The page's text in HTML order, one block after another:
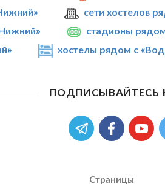
сети хостелов
стадионы
хостелы рядом с
ПОДПИСЫВАЙТЕСЬ
Страницы